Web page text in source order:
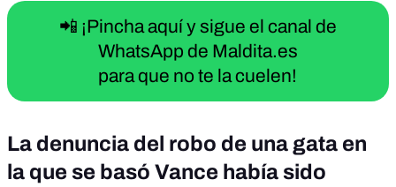
📲 ¡Pincha aquí y sigue el canal de
WhatsApp de Maldita.es
para que no te la cuelen!
La denuncia del robo de una gata en
la que se basó Vance había sido